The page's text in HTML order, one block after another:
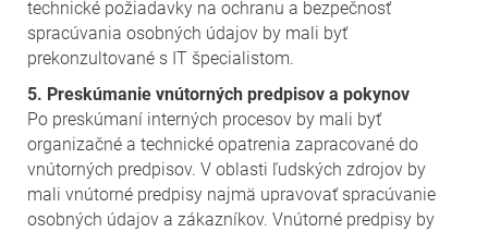
technické požiadavky na ochranu a bezpečnosť
spracúvania osobných údajov by mali byť
prekonzultované s IT špecialistom.
5. Preskúmanie vnútorných predpisov a pokynov
Po preskúmaní interných procesov by mali byť
organizačné a technické opatrenia zapracované do
vnútorných predpisov. V oblasti ľudských zdrojov by
mali vnútorné predpisy najmä upravovať spracúvanie
osobných údajov a zákazníkov. Vnútorné predpisy by